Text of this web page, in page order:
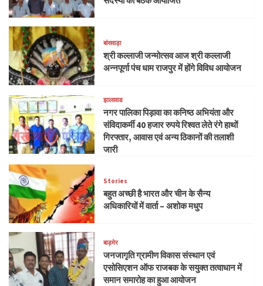
बांसवाड़ा
श्री कल्लाजी जन्मोत्सव आज श्री कल्लाजी
अन्नपूर्णा पंच धाम राजपुर में होंगे विविध आयोजन
झालावाड
नगर पालिका पिड़ावा का कनिष्ठ अभियंता और
संविदाकर्मी 40 हजार रुपये रिश्वत लेते रंगे हाथों
गिरफ्तार, आवास एवं अन्य ठिकानों की तलाशी
जारी
Stories
बहुत अच्छी है भारत और चीन के सैन्य
अधिकारियों में वार्ता – अशोक मधुप
बाड़मेर
जनजागृति ग्रामीण विकास संस्थान एवं
एसोसिएशन ऑफ राजबक के सयुक्त तत्वाधान में
समान समारोह का हुआ आयोजन